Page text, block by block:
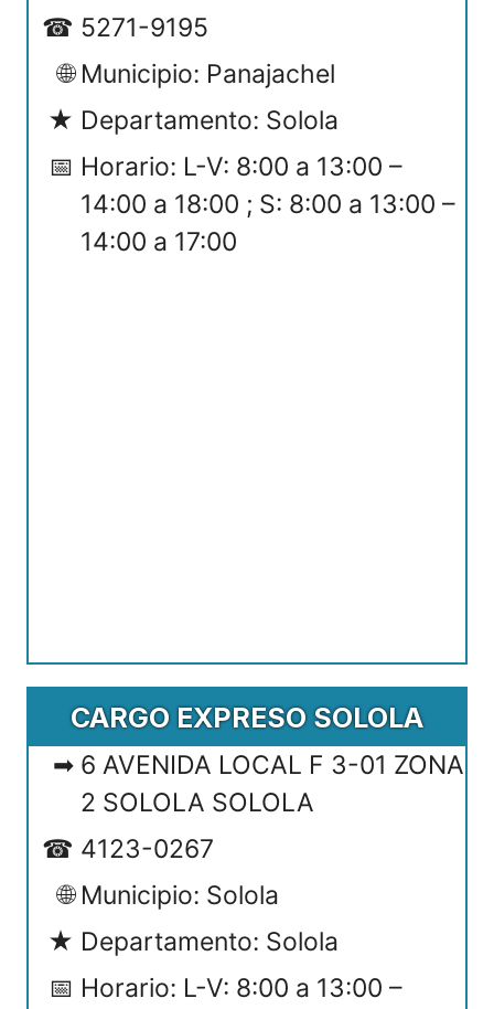
5271-9195
Municipio: Panajachel
Departamento: Solola
Horario: L-V: 8:00 a 13:00 –
14:00 a 18:00 ; S: 8:00 a 13:00 –
14:00 a 17:00
CARGO EXPRESO SOLOLA
6 AVENIDA LOCAL F 3-01 ZONA
2 SOLOLA SOLOLA
4123-0267
Municipio: Solola
Departamento: Solola
Horario: L-V: 8:00 a 13:00 –